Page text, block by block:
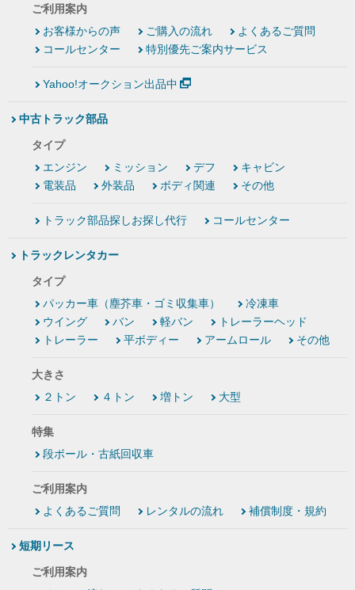
ご利用案内
お客様からの声
ご購入の流れ
よくあるご質問
コールセンター
特別優先ご案内サービス
Yahoo!オークション出品中
中古トラック部品
タイプ
エンジン
ミッション デフ
キャビン
電装品
外装品 ボディ関連 その他
トラック部品探しお探し代行 コールセンター
トラックレンタカー
タイプ
パッカー車（塵芥車・ゴミ収集車）
冷凍車
ウイング
バン 軽バン
トレーラーヘッド
トレーラー
平ボディー アームロール その他
大きさ
２トン
４トン 増トン 大型
特集
段ボール・古紙回収車
ご利用案内
よくあるご質問
レンタルの流れ 補償制度・規約
短期リース
ご利用案内